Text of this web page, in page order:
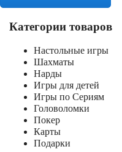
Категории товаров
Настольные игры
Шахматы
Нарды
Игры для детей
Игры по Сериям
Головоломки
Покер
Карты
Подарки